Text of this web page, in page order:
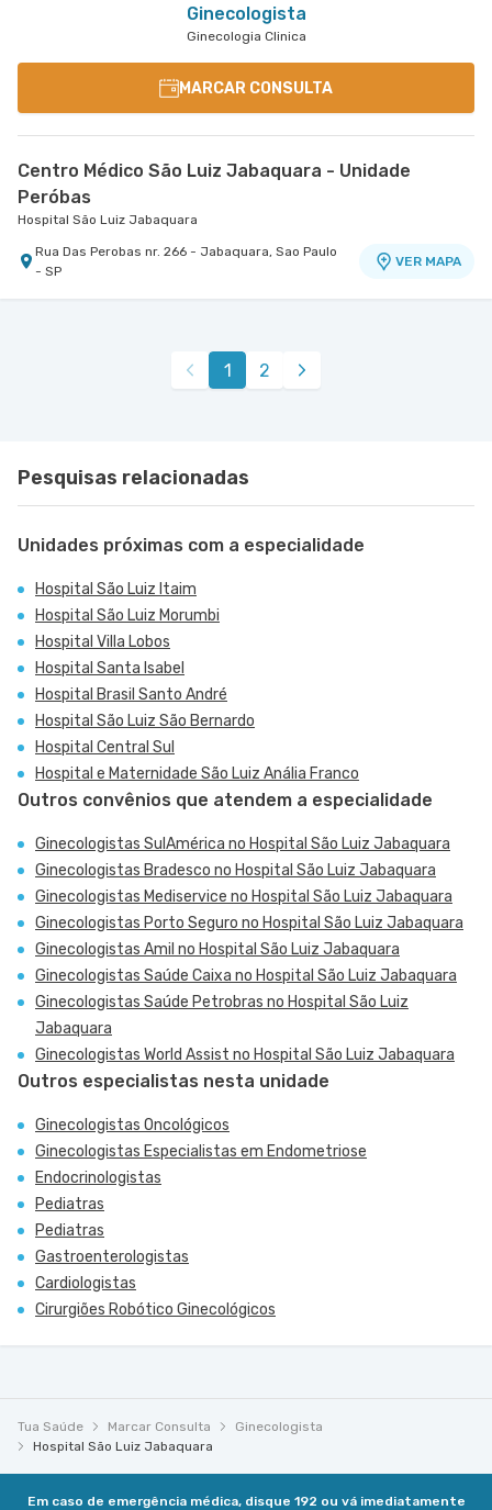
Ginecologista
Ginecologia Clinica
MARCAR CONSULTA
Centro Médico São Luiz Jabaquara - Unidade
Peróbas
Hospital São Luiz Jabaquara
Rua Das Perobas nr. 266 - Jabaquara, Sao Paulo
- SP
VER MAPA
1 2
Pesquisas relacionadas
Unidades próximas com a especialidade
Hospital São Luiz Itaim
Hospital São Luiz Morumbi
Hospital Villa Lobos
Hospital Santa Isabel
Hospital Brasil Santo André
Hospital São Luiz São Bernardo
Hospital Central Sul
Hospital e Maternidade São Luiz Anália Franco
Outros convênios que atendem a especialidade
Ginecologistas SulAmérica no Hospital São Luiz Jabaquara
Ginecologistas Bradesco no Hospital São Luiz Jabaquara
Ginecologistas Mediservice no Hospital São Luiz Jabaquara
Ginecologistas Porto Seguro no Hospital São Luiz Jabaquara
Ginecologistas Amil no Hospital São Luiz Jabaquara
Ginecologistas Saúde Caixa no Hospital São Luiz Jabaquara
Ginecologistas Saúde Petrobras no Hospital São Luiz
Jabaquara
Ginecologistas World Assist no Hospital São Luiz Jabaquara
Outros especialistas nesta unidade
Ginecologistas Oncológicos
Ginecologistas Especialistas em Endometriose
Endocrinologistas
Pediatras
Pediatras
Gastroenterologistas
Cardiologistas
Cirurgiões Robótico Ginecológicos
Tua Saúde Marcar Consulta
Ginecologista
Hospital São Luiz Jabaquara
Em caso de emergência médica, disque 192 ou vá imediatamente